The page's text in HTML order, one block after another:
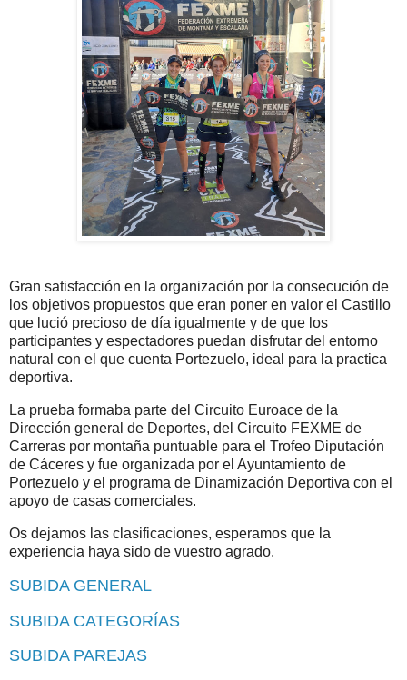
Gran satisfacción en la organización por la consecución de
los objetivos propuestos que eran poner en valor el Castillo
que lució precioso de día igualmente y de que los
participantes y espectadores puedan disfrutar del entorno
natural con el que cuenta Portezuelo, ideal para la practica
deportiva.
La prueba formaba parte del Circuito Euroace de la
Dirección general de Deportes, del Circuito FEXME de
Carreras por montaña puntuable para el Trofeo Diputación
de Cáceres y fue organizada por el Ayuntamiento de
Portezuelo y el programa de Dinamización Deportiva con el
apoyo de casas comerciales.
Os dejamos las clasificaciones, esperamos que la
experiencia haya sido de vuestro agrado.
SUBIDA GENERAL
SUBIDA CATEGORÍAS
SUBIDA PAREJAS